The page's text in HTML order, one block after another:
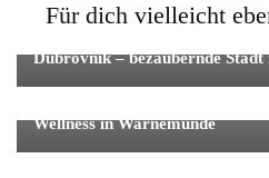
Für dich vielleicht
Reise Städtetrip
Dubrovnik – bezaubernde
Wellness in Warnemünde